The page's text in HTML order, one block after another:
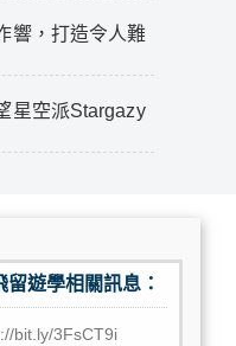
響，打造令人難
星空派Stargazy
遊學相關訊息：
bit.ly/3FsCT9i